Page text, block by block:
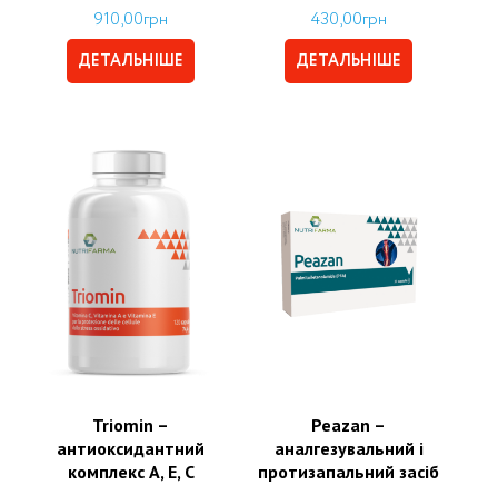
910,00грн
ДЕТАЛЬНІШЕ
430,00грн
ДЕТАЛЬНІШЕ
Triomin –
антиоксидантний
комплекс А, Е, С
Peazan –
аналгезувальний і
протизапальний засіб